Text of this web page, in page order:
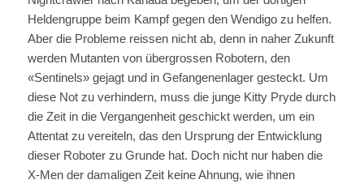
Heldengruppe beim Kampf gegen den Wendigo zu helfen.
Aber die Probleme reissen nicht ab, denn in naher Zukunft
werden Mutanten von übergrossen Robotern, den
«Sentinels» gejagt und in Gefangenenlager gesteckt. Um
diese Not zu verhindern, muss die junge Kitty Pryde durch
die Zeit in die Vergangenheit geschickt werden, um ein
Attentat zu vereiteln, das den Ursprung der Entwicklung
dieser Roboter zu Grunde hat. Doch nicht nur haben die
X-Men der damaligen Zeit keine Ahnung, wie ihnen